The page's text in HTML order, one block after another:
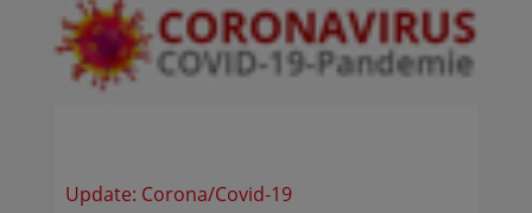
Update: Corona/Covid-19